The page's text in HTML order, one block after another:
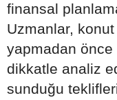
finansal
Uzmanlar,
yapmadan
dikkatle analiz
sunduğu